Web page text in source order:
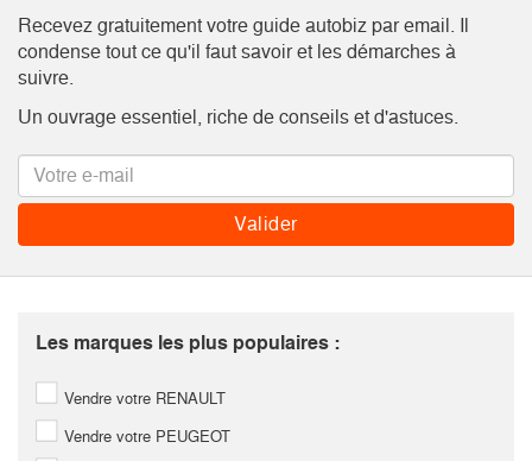
Recevez gratuitement votre guide autobiz par email. Il
condense tout ce qu'il faut savoir et les démarches à
suivre.
Un ouvrage essentiel, riche de conseils et d'astuces.
Les marques les plus populaires :
Vendre votre RENAULT
Vendre votre PEUGEOT